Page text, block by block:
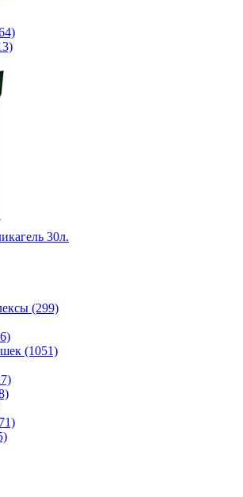
30л.
(299)
(1051)